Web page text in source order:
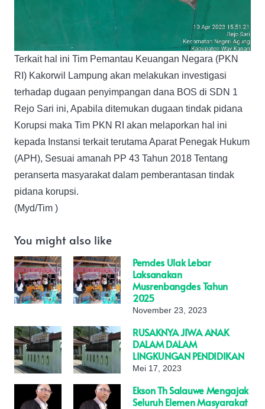
Terkait hal ini Tim Pemantau Keuangan Negara (PKN
RI) Kakorwil Lampung akan melakukan investigasi
terhadap dugaan penyimpangan dana BOS di SDN 1
Rejo Sari ini, Apabila ditemukan dugaan tindak pidana
Korupsi maka Tim PKN RI akan melaporkan hal ini
kepada Instansi terkait terutama Aparat Penegak Hukum
(APH), Sesuai amanah PP 43 Tahun 2018 Tentang
peranserta masyarakat dalam pemberantasan tindak
pidana korupsi.
(Myd/Tim )
You might also like
Pemdes Ulak Lebar
Laksanakan
Musrenbangdes Tahun
2025
November 23, 2023
RUSAKNYA JIWA ANAK
DALAM DALAM
LINGKUNGAN PENDIDIKAN
Mei 17, 2023
Ekson Th Salauwe Mengajak
Seluruh Elemen Masyarakat